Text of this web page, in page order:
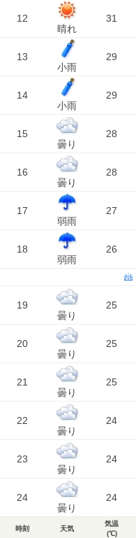
12
晴れ
31
13
小雨
29
14
小雨
29
15
曇り
28
16
曇り
28
17
弱雨
27
18
弱雨
26
19
曇り
25
20
曇り
25
21
曇り
25
22
曇り
24
23
曇り
24
24
曇り
24
時刻 天気
気温
(℃)